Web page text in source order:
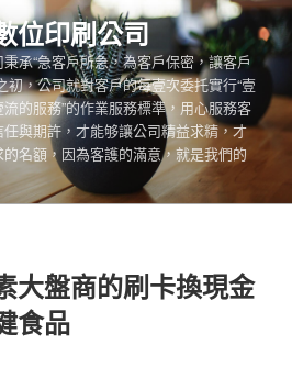
位印刷公司
承“急客戶所急，為客戶保密，讓客戶
初，公司就對客戶的每壹次委托實行“壹
的服務”的作業服務標準，用心服務客
與期許，才能够讓公司精益求精，才
名額，因為客護的滿意，就是我們的
大盤商的刷卡換現金
食品